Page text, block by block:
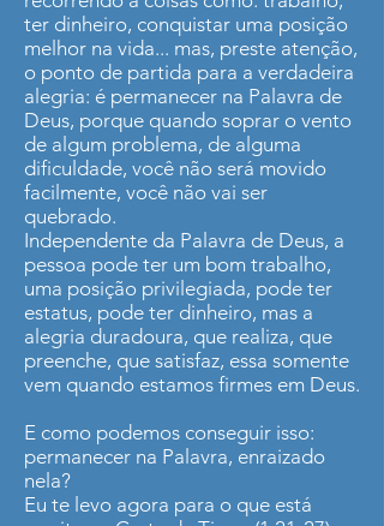
ter dinheiro, conquistar uma posição
melhor na vida... mas, preste atenção,
o ponto de partida para a verdadeira
alegria: é permanecer na Palavra de
Deus, porque quando soprar o vento
de algum problema, de alguma
dificuldade, você não será movido
facilmente, você não vai ser
quebrado.
Independente da Palavra de Deus, a
pessoa pode ter um bom trabalho,
uma posição privilegiada, pode ter
estatus, pode ter dinheiro, mas a
alegria duradoura, que realiza, que
preenche, que satisfaz, essa somente
vem quando estamos firmes em Deus.
E como podemos conseguir isso:
permanecer na Palavra, enraizado
nela?
Eu te levo agora para o que está